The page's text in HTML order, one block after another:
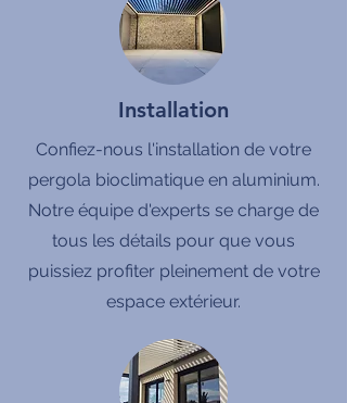
Installation
Confiez-nous l'installation de votre
pergola bioclimatique en aluminium.
Notre équipe d'experts se charge de
tous les détails pour que vous
puissiez profiter pleinement de votre
espace extérieur.